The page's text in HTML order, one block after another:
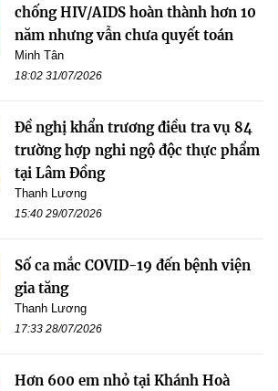
chống HIV/AIDS hoàn thành hơn 10
năm nhưng vẫn chưa quyết toán
Minh Tân
18:02 31/07/2026
Đề nghị khẩn trương điều tra vụ 84
trường hợp nghi ngộ độc thực phẩm
tại Lâm Đồng
Thanh Lương
15:40 29/07/2026
Số ca mắc COVID-19 đến bệnh viện
gia tăng
Thanh Lương
17:33 28/07/2026
Hơn 600 em nhỏ tại Khánh Hoà